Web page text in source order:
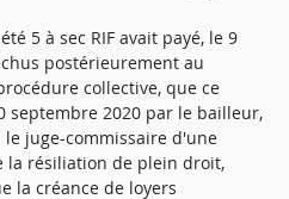
5 à sec RIF avait payé, le 9
postérieurement au
collective, que ce
septembre 2020 par le bailleur,
juge-commissaire d'une
la résiliation de plein droit,
la créance de loyers